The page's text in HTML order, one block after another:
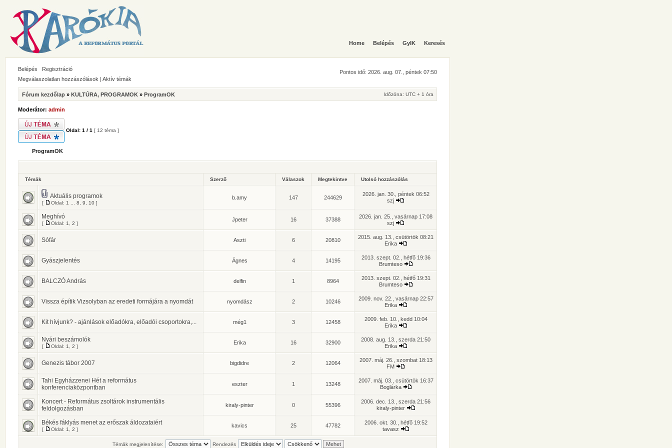
Home Belépés GyIK Keresés
Belépés Regisztráció
Pontos idő: 2026. aug. 07., péntek 07:50
Megválaszolatlan hozzászólások | Aktív témák
Fórum kezdőlap » KULTÚRA, PROGRAMOK » ProgramOK Időzóna: UTC + 1 óra
Moderátor: admin
Oldal: 1 / 1 [ 12 téma ]
ProgramOK
Témák Szerző Válaszok Megtekintve Utolsó hozzászólás
Aktuális programok
[ Oldal: 1 8 9 10 ]
b.amy 147 244629
2026. jan. 30., péntek 06:52
szj
Meghívó
[ Oldal: 1 2 ]
Jpeter 16 37388
2026. jan. 25., vasárnap 17:08
szj
Sófár Aszti 6 20810
2015. aug. 13., csütörtök 08:21
Erika
Gyászjelentés Ágnes 4 14195
2013. szept. 02., hétfő 19:36
Brumteso
BALCZÓ András delfin 1 8964
2013. szept. 02., hétfő 19:31
Brumteso
Vissza építik Vizsolyban az eredeti formájára a nyomdát nyomdász 2 10246
2009. nov. 22., vasárnap 22:57
Erika
Kit hívjunk? - ajánlások előadókra, előadói csoportokra,... még1 3 12458
2009. feb. 10., kedd 10:04
Erika
Nyári beszámolók
[ Oldal: 1 2 ]
Erika 16 32900
2008. aug. 13., szerda 21:50
Erika
Genezis tábor 2007 bigdidre 2 12064
2007. máj. 26., szombat 18:13
FM
Tahi Egyházzenei Hét a református
konferenciaközpontban
eszter 1 13248
2007. máj. 03., csütörtök 16:37
Boglárka
Koncert - Református zsoltárok instrumentális
feldolgozásban
kiraly-pinter 0 55396
2006. dec. 13., szerda 21:56
kiraly-pinter
Békés fáklyás menet az erőszak áldozataiért
[ Oldal: 1 2 ]
kavics 25 47782
2006. okt. 30., hétfő 19:52
tavasz
Témák megjelenítése: Rendezés